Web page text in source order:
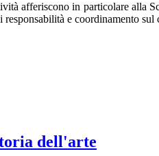
afferiscono in particolare alla
e coordinamento
dell'arte